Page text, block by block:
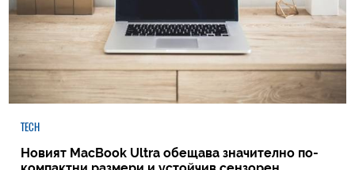
TECH
Новият MacBook Ultra обещава значително по-